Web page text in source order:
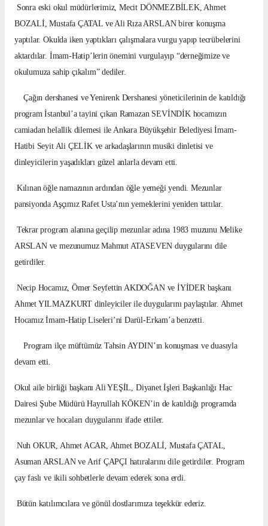
Sonra eski okul müdürlerimiz, Mecit DÖNMEZBİLEK, Ahmet
BOZALİ, Mustafa ÇATAL ve Ali Rıza ARSLAN birer konuşma
yaptılar. Okulda iken yaptıkları çalışmalara vurgu yapıp tecrübelerini
aktardılar. İmam-Hatip’lerin önemini vurgulayıp “derneğimize ve
okulumuza sahip çıkalım” dediler.
Çağın dershanesi ve Yenirenk Dershanesi yöneticilerinin de katıldığı
program İstanbul’a tayini çıkan Ramazan SEVİNDİK hocamızın
camiadan helallik dilemesi ile Ankara Büyükşehir Belediyesi İmam-
Hatibi Seyit Ali ÇELİK ve arkadaşlarının musiki dinletisi ve
dinleyicilerin yaşadıkları güzel anlarla devam etti.
Kılınan öğle namazının ardından öğle yemeği yendi. Mezunlar
pansiyonda Aşçımız Rafet Usta’nın yemeklerini yeniden tattılar.
Tekrar program alanına geçilip mezunlar adına 1983 muzunu Melike
ARSLAN ve mezunumuz Mahmut ATASEVEN duygularını dile
getirdiler.
Necip Hocamız, Ömer Seyfettin AKDOĞAN ve İYİDER başkanı
Ahmet YILMAZKURT dinleyiciler ile duygularını paylaştılar. Ahmet
Hocamız İmam-Hatip Liseleri’ni Darül-Erkam’a benzetti.
Program ilçe müftümüz Tahsin AYDIN’ın konuşması ve duasıyla
devam etti.
Okul aile birliği başkanı Ali YEŞİL, Diyanet İşleri Başkanlığı Hac
Dairesi Şube Müdürü Hayrullah KÖKEN’in de katıldığı programda
mezunlar ve hocaları duygularını ifade ettiler.
Nuh OKUR, Ahmet ACAR, Ahmet BOZALİ, Mustafa ÇATAL,
Asuman ARSLAN ve Arif ÇAPÇI hatıralarını dile getirdiler. Program
çay faslı ve ikili sohbetlerle devam ederek sona erdi.
Bütün katılımcılara ve gönül dostlarımıza teşekkür ederiz.